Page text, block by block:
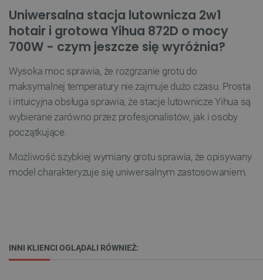
Uniwersalna stacja lutownicza 2w1
hotair i grotowa Yihua 872D o mocy
700W - czym jeszcze się wyróżnia?
Wysoka moc sprawia, że rozgrzanie grotu do
maksymalnej temperatury nie zajmuje dużo czasu. Prosta
i intuicyjna obsługa sprawia, że stacje lutownicze Yihua są
wybierane zarówno przez profesjonalistów, jak i osoby
początkujące.
Możliwość szybkiej wymiany grotu sprawia, że opisywany
model charakteryzuje się uniwersalnym zastosowaniem.
INNI KLIENCI OGLĄDALI RÓWNIEŻ:
VISITOR_PRIVACY_METADATA
YouTube
.youtube.com
Polityce prywatności Google